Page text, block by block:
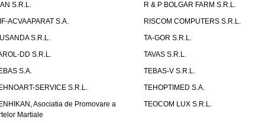
S.R.L.
R & P BOLGAR FARM S.R.L.
ACVAAPARAT S.A.
RISCOM COMPUTERS S.R.L.
S.R.L.
TA-GOR S.R.L.
DD S.R.L.
TAVAS S.R.L.
S.A.
TEBAS-V S.R.L.
SERVICE S.R.L.
TEHOPTIMED S.A.
Asociatia de Promovare a
Martiale
TEOCOM LUX S.R.L.